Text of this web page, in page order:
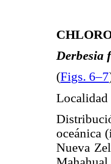
Derbesia
(Figs. 6–7
oceánica
Nueva